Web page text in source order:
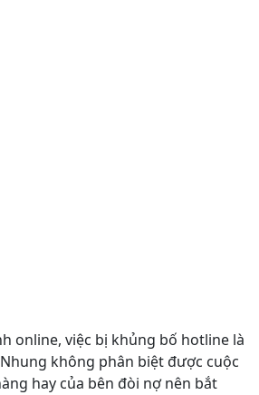
online, việc bị khủng bố hotline là
không phân biệt được cuộc
hay của bên đòi nợ nên bắt